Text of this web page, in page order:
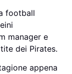
football
manager e
dei Pirates.
appena